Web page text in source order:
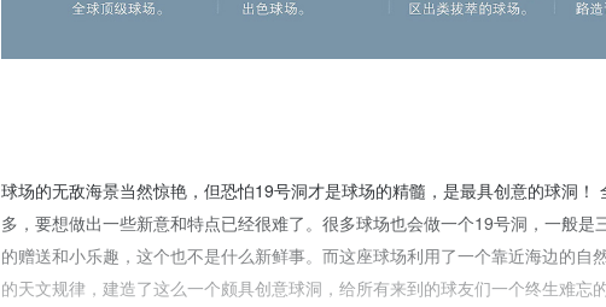
球场的无敌海景当然惊艳，但恐怕19号洞才是球场的精髓，是最具创意的球洞！
多，要想做出一些新意和特点已经很难了。很多球场也会做一个19号洞，一般是
的赠送和小乐趣，这个也不是什么新鲜事。而这座球场利用了一个靠近海边的自
的天文规律，建造了这么一个颇具创意球洞，给所有来到的球友们一个终生难忘